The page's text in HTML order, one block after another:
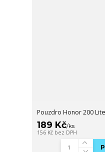
Pouzdro Honor 200
189 Kč/ks
156 Kč bez DPH